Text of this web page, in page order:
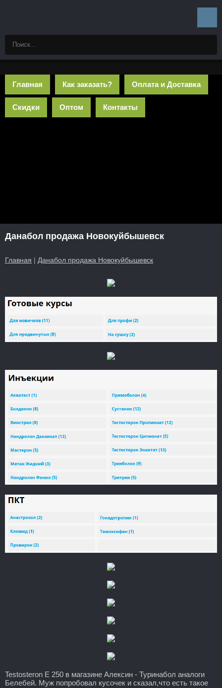
Главная Как заказать? Оплата и Доставка
Скидки Оптом Контакты
Данабол продажа Новокуйбышевск
Главная | Данабол продажа Новокуйбышевск
Testosteron E 250 в магазине Алексин - Туринабол аналоги
Белебей. Муж попробовал кусочек и сказал,что есть такое